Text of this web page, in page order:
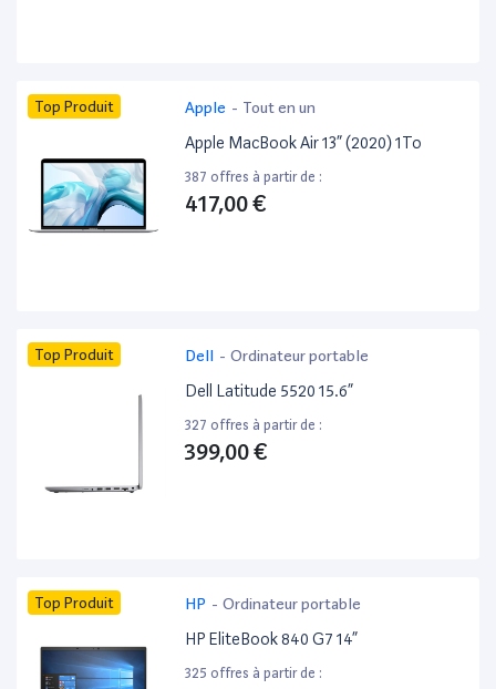
Top Produit Apple - Tout en un
Apple MacBook Air 13” (2020) 1To
387 offres à partir de :
417,00 €
Top Produit Dell - Ordinateur portable
Dell Latitude 5520 15.6”
327 offres à partir de :
399,00 €
Top Produit HP - Ordinateur portable
HP EliteBook 840 G7 14”
325 offres à partir de :